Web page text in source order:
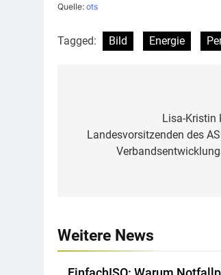
Quelle: ots
Tagged: Bild Energie
Lisa-Kristin
Landesvorsitzenden des
Weitere News